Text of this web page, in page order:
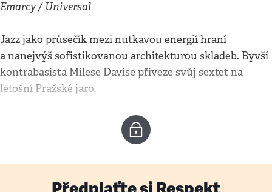
Emarcy / Universal
Jazz jako průsečík mezi nutkavou energií hraní
a nanejvýš sofistikovanou architekturou skladeb. Byvší
kontrabasista Milese Davise přiveze svůj sextet na
letošní Pražské jaro.